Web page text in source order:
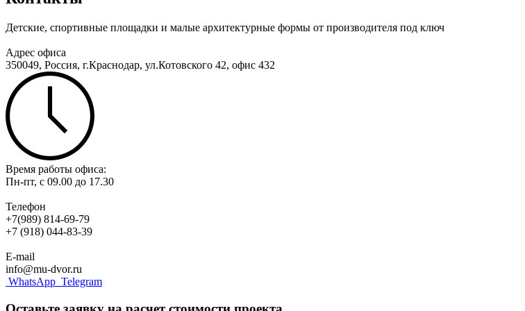
Детские, спортивные площадки и малые архитектурные формы от производителя под ключ
Адрес офиса
350049, Россия, г.Краснодар, ул.Котовского 42, офис 432
Время работы офиса:
Пн-пт, с 09.00 до 17.30
Телефон
+7(989) 814-69-79
+7 (918) 044-83-39
E-mail
info@mu-dvor.ru
WhatsApp Telegram